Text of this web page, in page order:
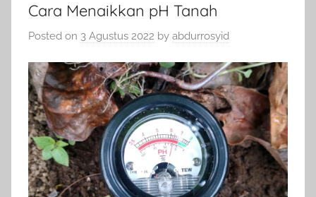
Cara Menaikkan pH Tanah
Posted on 3 Agustus 2022 by abdurrosyid